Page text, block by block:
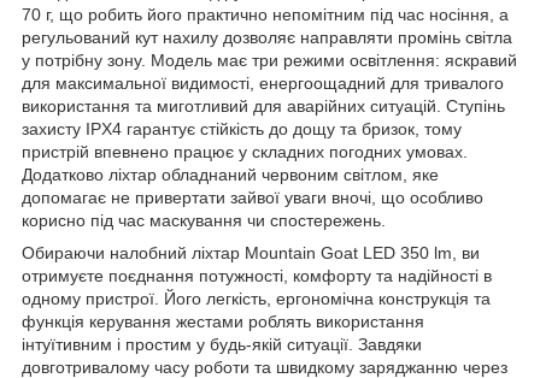
70 г, що робить його практично непомітним під час носіння, а
регульований кут нахилу дозволяє направляти промінь світла
у потрібну зону. Модель має три режими освітлення: яскравий
для максимальної видимості, енергоощадний для тривалого
використання та миготливий для аварійних ситуацій. Ступінь
захисту IPX4 гарантує стійкість до дощу та бризок, тому
пристрій впевнено працює у складних погодних умовах.
Додатково ліхтар обладнаний червоним світлом, яке
допомагає не привертати зайвої уваги вночі, що особливо
корисно під час маскування чи спостережень.
Обираючи налобний ліхтар Mountain Goat LED 350 lm, ви
отримуєте поєднання потужності, комфорту та надійності в
одному пристрої. Його легкість, ергономічна конструкція та
функція керування жестами роблять використання
інтуїтивним і простим у будь-якій ситуації. Завдяки
довготривалому часу роботи та швидкому заряджанню через